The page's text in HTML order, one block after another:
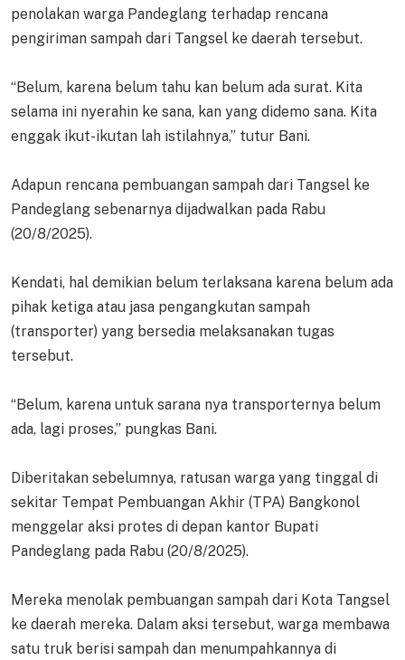
penolakan warga Pandeglang terhadap rencana
pengiriman sampah dari Tangsel ke daerah tersebut.
“Belum, karena belum tahu kan belum ada surat. Kita
selama ini nyerahin ke sana, kan yang didemo sana. Kita
enggak ikut-ikutan lah istilahnya,” tutur Bani.
Adapun rencana pembuangan sampah dari Tangsel ke
Pandeglang sebenarnya dijadwalkan pada Rabu
(20/8/2025).
Kendati, hal demikian belum terlaksana karena belum ada
pihak ketiga atau jasa pengangkutan sampah
(transporter) yang bersedia melaksanakan tugas
tersebut.
“Belum, karena untuk sarana nya transporternya belum
ada, lagi proses,” pungkas Bani.
Diberitakan sebelumnya, ratusan warga yang tinggal di
sekitar Tempat Pembuangan Akhir (TPA) Bangkonol
menggelar aksi protes di depan kantor Bupati
Pandeglang pada Rabu (20/8/2025).
Mereka menolak pembuangan sampah dari Kota Tangsel
ke daerah mereka. Dalam aksi tersebut, warga membawa
satu truk berisi sampah dan menumpahkannya di